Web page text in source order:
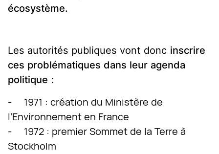
écosystème.
Les autorités publiques vont donc inscrire
ces problématiques dans leur agenda
politique :
- 1971 : création du Ministère de
l’Environnement en France
- 1972 : premier Sommet de la Terre à
Stockholm